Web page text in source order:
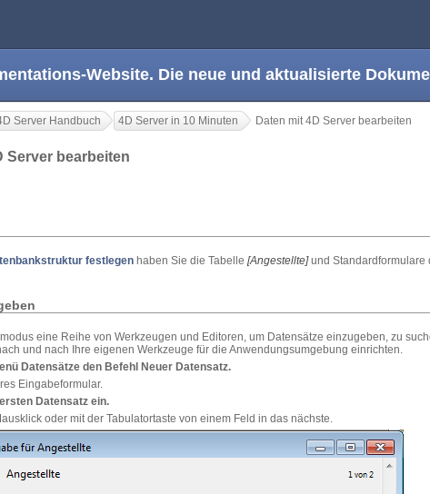
Website. Die neue und aktualisierte
Server Handbuch 4D Server in 10 Minuten Daten mit 4D Server bearbeiten
Server bearbeiten
festlegen haben Sie die Tabelle [Angestellte]und Standardformulare
eine Reihe von Werkzeugen und Editoren, um Datensätze einzugeben, zu
und nach Ihre eigenen Werkzeuge für die Anwendungsumgebung einrichten.
Datensätze den Befehl Neuer Datensatz.
Eingabeformular.
Datensatz ein.
oder mit der Tabulatortaste von einem Feld in das nächste.